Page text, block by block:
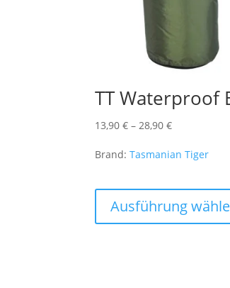
TT Waterproof
13,90€ – 28,90€Preisspanne:
bis
Brand:Tasmanian Tiger
Ausführung